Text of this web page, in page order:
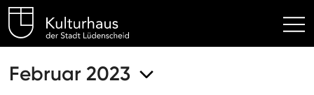
Kulturhaus Lüdenscheid
Februar 2023